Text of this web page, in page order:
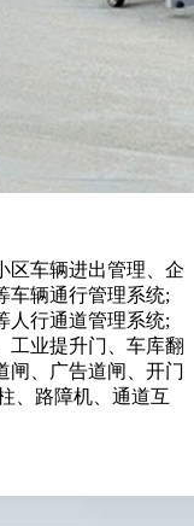
区车辆进出管理、企
车辆通行管理系统;
人行通道管理系统;
工业提升门、车库翻
闸、广告道闸、开门
、路障机、通道互